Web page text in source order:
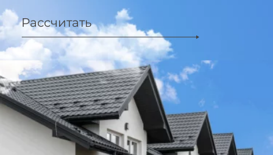
Рассчитать